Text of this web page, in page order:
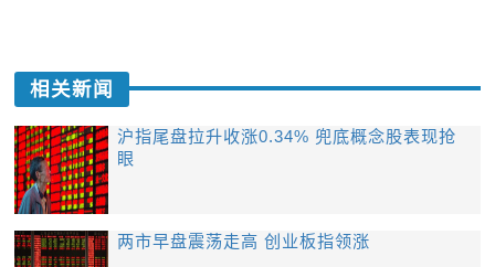
相关新闻
沪指尾盘拉升收涨0.34% 兜底概念股表现抢
眼
两市早盘震荡走高 创业板指领涨